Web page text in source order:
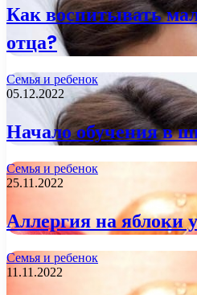
Как воспитывать
отца?
Семья и ребенок
05.12.2022
Начало обучения в
Семья и ребенок
25.11.2022
Аллергия на яблоки
Семья и ребенок
11.11.2022